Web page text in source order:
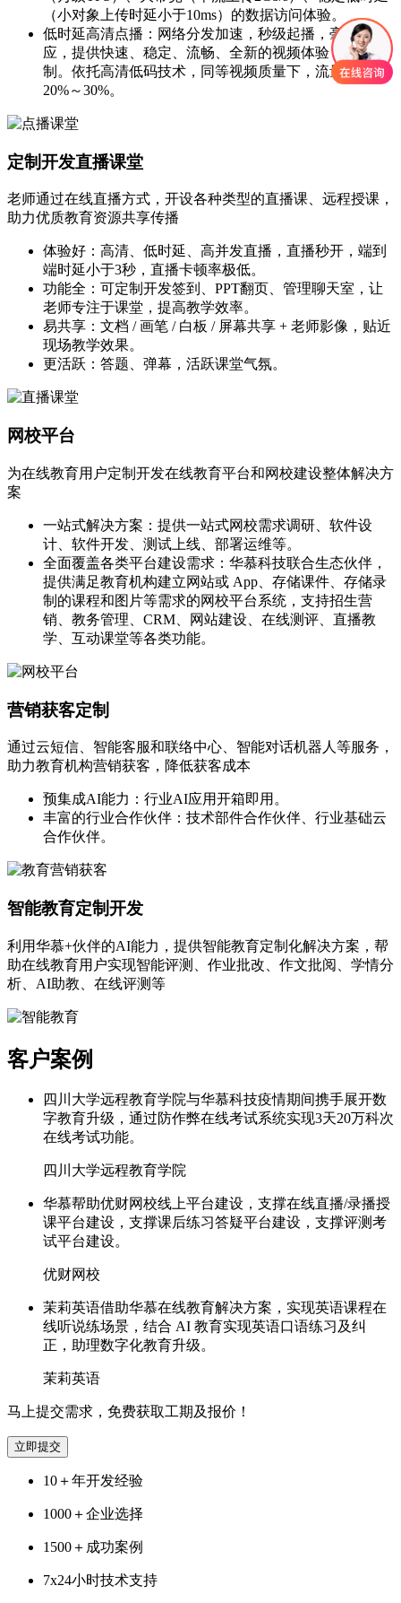
（小对象上传时延小于10ms）的数据访问体验。
低时延高清点播：网络分发加速，秒级起播，毫秒级响
应，提供快速、稳定、流畅、全新的视频体验，按需定
制。依托高清低码技术，同等视频质量下，流量可降低
20%～30%。
定制开发直播课堂
老师通过在线直播方式，开设各种类型的直播课、远程授课，
助力优质教育资源共享传播
体验好：高清、低时延、高并发直播，直播秒开，端到
端时延小于3秒，直播卡顿率极低。
功能全：可定制开发签到、PPT翻页、管理聊天室，让
老师专注于课堂，提高教学效率。
易共享：文档 / 画笔 / 白板 / 屏幕共享 + 老师影像，贴近
现场教学效果。
更活跃：答题、弹幕，活跃课堂气氛。
网校平台
为在线教育用户定制开发在线教育平台和网校建设整体解决方
案
一站式解决方案：提供一站式网校需求调研、软件设
计、软件开发、测试上线、部署运维等。
全面覆盖各类平台建设需求：华慕科技联合生态伙伴，
提供满足教育机构建立网站或 App、存储课件、存储录
制的课程和图片等需求的网校平台系统，支持招生营
销、教务管理、CRM、网站建设、在线测评、直播教
学、互动课堂等各类功能。
营销获客定制
通过云短信、智能客服和联络中心、智能对话机器人等服务，
助力教育机构营销获客，降低获客成本
预集成AI能力：行业AI应用开箱即用。
丰富的行业合作伙伴：技术部件合作伙伴、行业基础云
合作伙伴。
智能教育定制开发
利用华慕+伙伴的AI能力，提供智能教育定制化解决方案，帮
助在线教育用户实现智能评测、作业批改、作文批阅、学情分
析、AI助教、在线评测等
客户案例
四川大学远程教育学院与华慕科技疫情期间携手展开数
字教育升级，通过防作弊在线考试系统实现3天20万科次
在线考试功能。
四川大学远程教育学院
华慕帮助优财网校线上平台建设，支撑在线直播/录播授
课平台建设，支撑课后练习答疑平台建设，支撑评测考
试平台建设。
优财网校
茉莉英语借助华慕在线教育解决方案，实现英语课程在
线听说练场景，结合 AI 教育实现英语口语练习及纠
正，助理数字化教育升级。
茉莉英语
马上提交需求，免费获取工期及报价！
立即提交
10＋年开发经验
1000＋企业选择
1500＋ 成功案例
7x24小时技术支持